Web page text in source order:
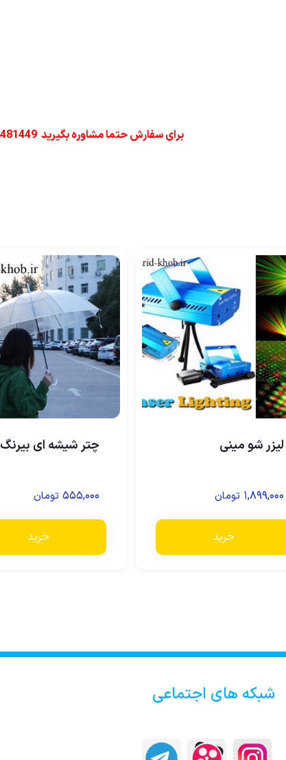
برای سفارش حتما مشاوره بگیرید 09356481449
لیزر شو مینی
۱,۸۹۹,۰۰۰ تومان
خرید
چتر شیشه ای بیرنگ
۵۵۵,۰۰۰ تومان
خرید
شبکه های اجتماعی